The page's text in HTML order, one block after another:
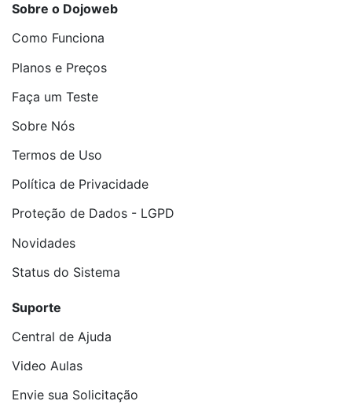
Sobre o Dojoweb
Como Funciona
Planos e Preços
Faça um Teste
Sobre Nós
Termos de Uso
Política de Privacidade
Proteção de Dados - LGPD
Novidades
Status do Sistema
Suporte
Central de Ajuda
Video Aulas
Envie sua Solicitação